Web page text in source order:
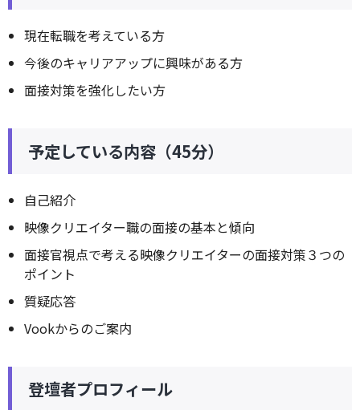
現在転職を考えている方
今後のキャリアアップに興味がある方
面接対策を強化したい方
予定している内容（45分）
自己紹介
映像クリエイター職の面接の基本と傾向
面接官視点で考える映像クリエイターの面接対策３つの
ポイント
質疑応答
Vookからのご案内
登壇者プロフィール